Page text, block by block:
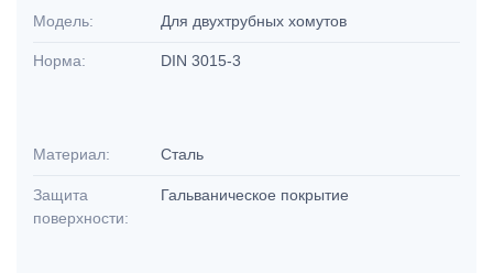
Модель: Для двухтрубных хомутов
Норма: DIN 3015-3
Материал: Сталь
Защита
поверхности:
Гальваническое покрытие